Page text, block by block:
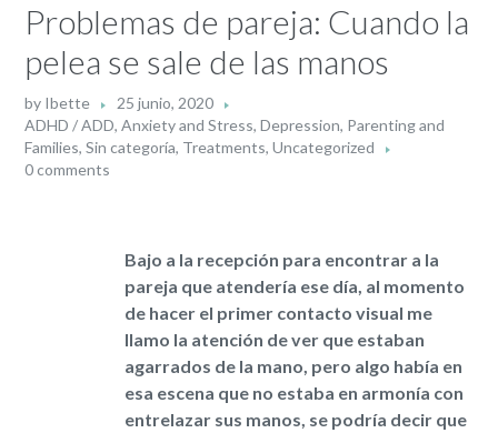
Problemas de pareja: Cuando la
pelea se sale de las manos
by Ibette
25 junio, 2020
ADHD / ADD,Anxiety and Stress,Depression, Parenting and
Families,Sin categoría, Treatments,Uncategorized
0 comments
Bajo a la recepción para encontrar a la
pareja que atendería ese día, al momento
de hacer el primer contacto visual me
llamo la atención de ver que estaban
agarrados de la mano, pero algo había en
esa escena que no estaba en armonía con
entrelazar sus manos, se podría decir que